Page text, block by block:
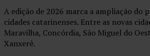
A edição de 2026 marca a ampliação do
cidades catarinenses. Entre as novas
Maravilha, Concórdia, São Miguel do
Xanxerê.